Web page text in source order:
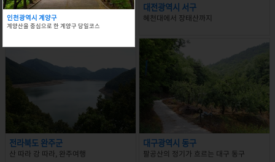
인천광역시 계양구
계양산을 중심으로 한 계양구 당일코스
대전광역시 서구
혜천대에서 장태산까지
전라북도 완주군
산 따라 강 따라, 완주여행
대구광역시 동구
팔공산의 정기가 흐르는 대구 동구
인천광역시 계양구
계양산을 중심으로 한 계양구 당일코스